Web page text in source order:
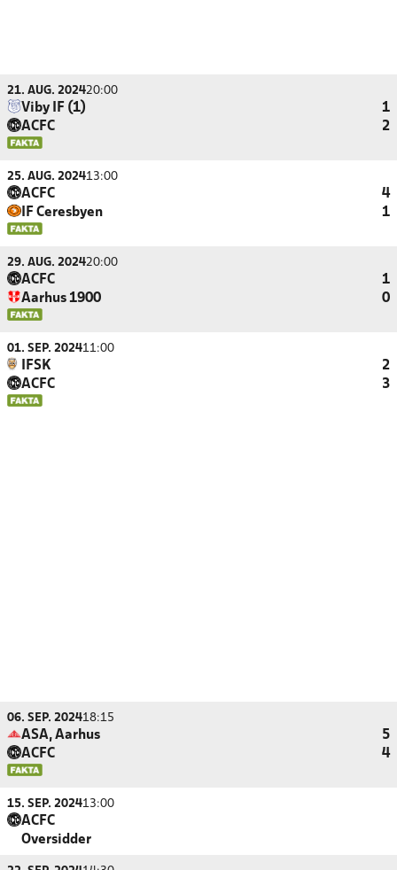
21. AUG. 202420:00
Viby IF (1)
1
ACFC
2
25. AUG. 202413:00
ACFC
4
IF Ceresbyen
1
29. AUG. 202420:00
ACFC
1
Aarhus 1900
0
01. SEP. 202411:00
IFSK
2
ACFC
3
06. SEP. 202418:15
ASA, Aarhus
5
ACFC
4
15. SEP. 202413:00
ACFC
Oversidder